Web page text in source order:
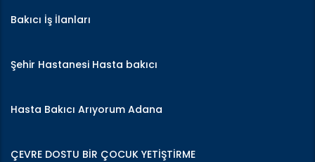
Bakıcı İş İlanları
Şehir Hastanesi Hasta bakıcı
Hasta Bakıcı Arıyorum Adana
ÇEVRE DOSTU BİR ÇOCUK YETİŞTİRME